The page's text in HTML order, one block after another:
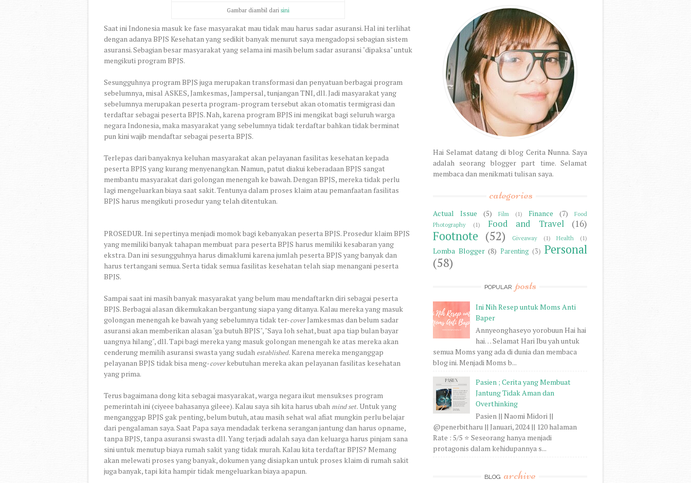
Gambar diambil dari sini
Saat ini Indonesia masuk ke fase masyarakat mau tidak mau harus sadar asuransi. Hal ini terlihat
dengan adanya BPJS Kesehatan yang sedikit banyak menurut saya mengadopsi sebagian sistem
asuransi. Sebagian besar masyarakat yang selama ini masih belum sadar asuransi "dipaksa" untuk
mengikuti program BPJS.
Sesungguhnya program BPJS juga merupakan transformasi dan penyatuan berbagai program
sebelumnya, misal ASKES, Jamkesmas, Jampersal, tunjangan TNI, dll. Jadi masyarakat yang
sebelumnya merupakan peserta program-program tersebut akan otomatis termigrasi dan
terdaftar sebagai peserta BPJS. Nah, karena program BPJS ini mengikat bagi seluruh warga
negara Indonesia, maka masyarakat yang sebelumnya tidak terdaftar bahkan tidak berminat
pun kini wajib mendaftar sebagai peserta BPJS.
Terlepas dari banyaknya keluhan masyarakat akan pelayanan fasilitas kesehatan kepada
peserta BPJS yang kurang menyenangkan. Namun, patut diakui keberadaan BPJS sangat
membantu masyarakat dari golongan menengah ke bawah. Dengan BPJS, mereka tidak perlu
lagi mengeluarkan biaya saat sakit. Tentunya dalam proses klaim atau pemanfaatan fasilitas
BPJS harus mengikuti prosedur yang telah ditentukan.
PROSEDUR. Ini sepertinya menjadi momok bagi kebanyakan peserta BPJS. Prosedur klaim BPJS
yang memiliki banyak tahapan membuat para peserta BPJS harus memiliki kesabaran yang
ekstra. Dan ini sesungguhnya harus dimaklumi karena jumlah peserta BPJS yang banyak dan
harus tertangani semua. Serta tidak semua fasilitas kesehatan telah siap menangani peserta
BPJS.
Sampai saat ini masih banyak masyarakat yang belum mau mendaftarkn diri sebagai peserta
BPJS. Berbagai alasan dikemukakan bergantung siapa yang ditanya. Kalau mereka yang masuk
golongan menengah ke bawah yang sebelumnya tidak ter-coverJamkesmas dan belum sadar
asuransi akan memberikan alasan "ga butuh BPJS", "Saya loh sehat, buat apa tiap bulan bayar
uangnya hilang", dll. Tapi bagi mereka yang masuk golongan menengah ke atas mereka akan
cenderung memilih asuransi swasta yang sudah established.Karena mereka menganggap
pelayanan BPJS tidak bisa meng-coverkebutuhan mereka akan pelayanan fasilitas kesehatan
yang prima.
Terus bagaimana dong kita sebagai masyarakat, warga negara ikut mensukses program
pemerintah ini (ciyeee bahasanya gileee). Kalau saya sih kita harus ubah mind set.Untuk yang
menganggap BPJS gak penting, belum butuh, atau masih sehat wal afiat mungkin perlu belajar
dari pengalaman saya. Saat Papa saya mendadak terkena serangan jantung dan harus opname,
tanpa BPJS, tanpa asuransi swasta dll. Yang terjadi adalah saya dan keluarga harus pinjam sana
sini untuk menutup biaya rumah sakit yang tidak murah. Kalau kita terdaftar BPJS? Memang
akan melewati proses yang banyak, dokumen yang disiapkan untuk proses klaim di rumah sakit
juga banyak, tapi kita hampir tidak mengeluarkan biaya apapun.
Hai Selamat datang di blog Cerita Nunna. Saya
adalah seorang blogger part time. Selamat
membaca dan menikmati tulisan saya.
categories
Actual Issue (5) Film (1) Finance (7)
Food
Photography
(1) Food and Travel (16)
Footnote (52) Giveaway (1) Health (1)
Lomba Blogger (8) Parenting (3) Personal
(58)
POPULAR posts
Ini Nih Resep untuk Moms Anti
Baper
Annyeonghaseyo yorobuun Hai hai
hai… Selamat Hari Ibu yah untuk
semua Moms yang ada di dunia dan membaca
blog ini. Menjadi Moms b...
Pasien ; Cerita yang Membuat
Jantung Tidak Aman dan
Overthinking
Pasien || Naomi Midori ||
@penerbitharu || Januari, 2024 || 120 halaman
Rate : 5/5 ⭐ Seseorang hanya menjadi
protagonis dalam kehidupannya s...
BLOG archive